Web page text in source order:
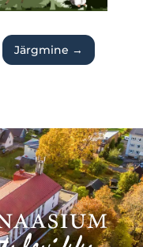
Järgmine →